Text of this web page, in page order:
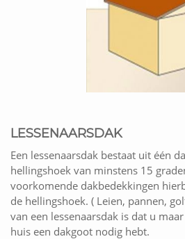
LESSENAARSDAK
Een lessenaarsdak bestaat uit één
hellingshoek van minstens 15
voorkomende dakbedekkingen
de hellingshoek. ( Leien, pannen,
van een lessenaarsdak is dat u
huis een dakgoot nodig hebt.